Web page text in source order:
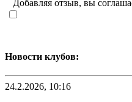
Добавляя отзыв, вы
Новости клубов:
24.2.2026, 10:16